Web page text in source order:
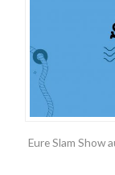
Eure Slam Show